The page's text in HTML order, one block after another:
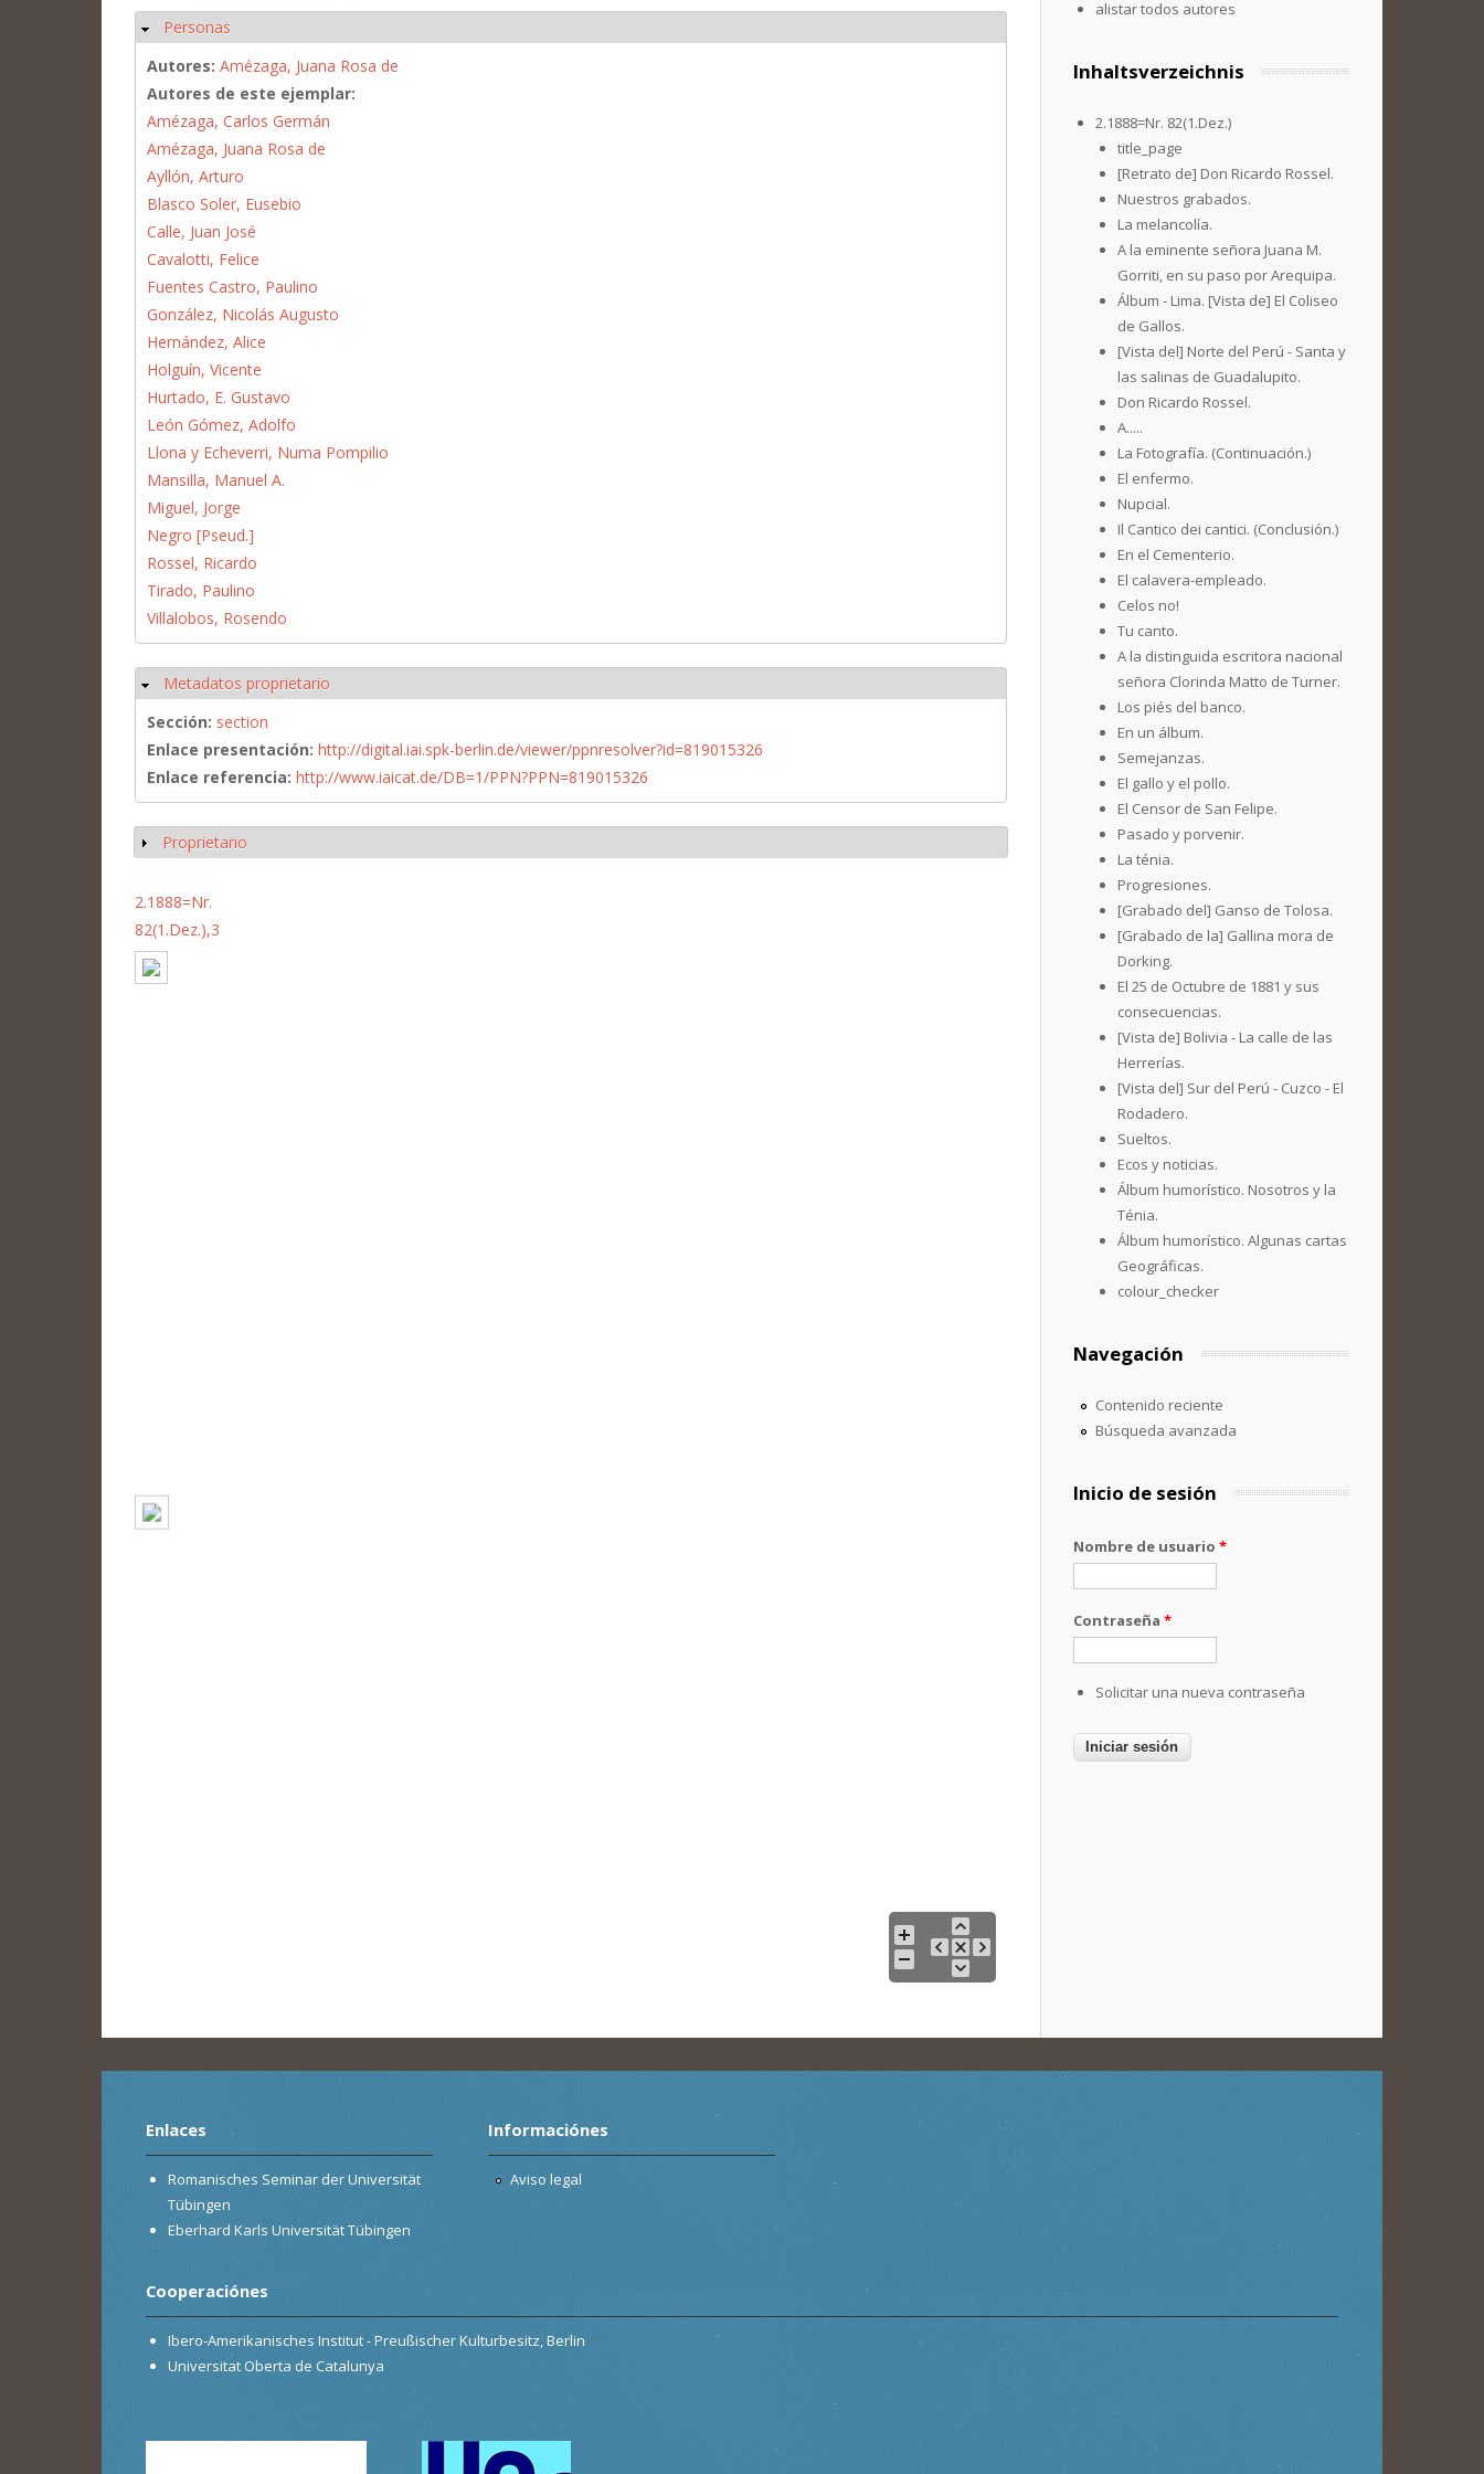
Ocultar
Personas
Autores: Amézaga, Juana Rosa de
Autores de este ejemplar:
Amézaga, Carlos Germán
Amézaga, Juana Rosa de
Ayllón, Arturo
Blasco Soler, Eusebio
Calle, Juan José
Cavalotti, Felice
Fuentes Castro, Paulino
González, Nicolás Augusto
Hernández, Alice
Holguín, Vicente
Hurtado, E. Gustavo
León Gómez, Adolfo
Llona y Echeverri, Numa Pompilio
Mansilla, Manuel A.
Miguel, Jorge
Negro [Pseud.]
Rossel, Ricardo
Tirado, Paulino
Villalobos, Rosendo
Ocultar
Metadatos proprietario
Sección: section
Enlace presentación: http://digital.iai.spk-berlin.de/viewer/ppnresolver?id=819015326
Enlace referencia: http://www.iaicat.de/DB=1/PPN?PPN=819015326
Mostrar
Proprietario
2.1888=Nr.
82(1.Dez.),3
alistar todos autores
Inhaltsverzeichnis
2.1888=Nr. 82(1.Dez.)
title_page
[Retrato de] Don Ricardo Rossel.
Nuestros grabados.
La melancolía.
A la eminente señora Juana M.
Gorriti, en su paso por Arequipa.
Álbum - Lima. [Vista de] El Coliseo
de Gallos.
[Vista del] Norte del Perú - Santa y
las salinas de Guadalupito.
Don Ricardo Rossel.
A.....
La Fotografía. (Continuación.)
El enfermo.
Nupcial.
Il Cantico dei cantici. (Conclusión.)
En el Cementerio.
El calavera-empleado.
Celos no!
Tu canto.
A la distinguida escritora nacional
señora Clorinda Matto de Turner.
Los piés del banco.
En un álbum.
Semejanzas.
El gallo y el pollo.
El Censor de San Felipe.
Pasado y porvenir.
La ténia.
Progresiones.
[Grabado del] Ganso de Tolosa.
[Grabado de la] Gallina mora de
Dorking.
El 25 de Octubre de 1881 y sus
consecuencias.
[Vista de] Bolivia - La calle de las
Herrerías.
[Vista del] Sur del Perú - Cuzco - El
Rodadero.
Sueltos.
Ecos y noticias.
Álbum humorístico. Nosotros y la
Ténia.
Álbum humorístico. Algunas cartas
Geográficas.
colour_checker
Navegación
Contenido reciente
Búsqueda avanzada
Inicio de sesión
Nombre de usuario *
Contraseña *
Solicitar una nueva contraseña
Enlaces
Romanisches Seminar der Universität
Tübingen
Eberhard Karls Universität Tübingen
Informaciónes
Aviso legal
Cooperaciónes
Ibero-Amerikanisches Institut - Preußischer Kulturbesitz, Berlin
Universitat Oberta de Catalunya